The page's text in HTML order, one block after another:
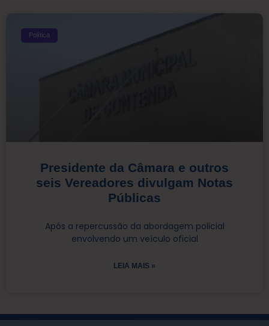
Política
Presidente da Câmara e outros
seis Vereadores divulgam Notas
Públicas
Após a repercussão da abordagem policial
envolvendo um veículo oficial
LEIA MAIS »